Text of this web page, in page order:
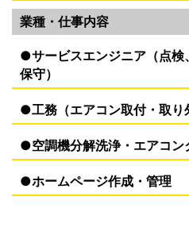
業種・仕事内容
●サービスエンジニア（点検
保守）
●工務（エアコン取付・取り
●空調機分解洗浄・エアコン
●ホームページ作成・管理